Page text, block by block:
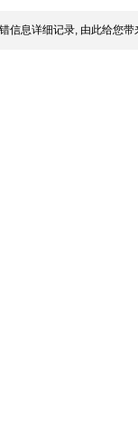
信息详细记录, 由此给您带